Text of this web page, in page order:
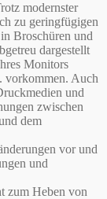
modernster
zu geringfügigen
Broschüren und
dargestellt
Monitors
vorkommen. Auch
und
zwischen
dem
vor und
und
zum Heben von